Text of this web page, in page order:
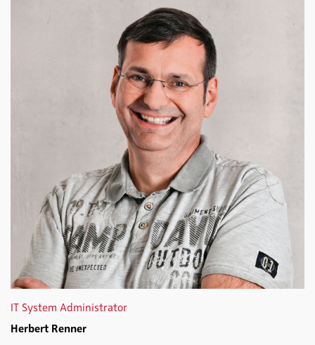
IT System Administrator
Herbert Renner